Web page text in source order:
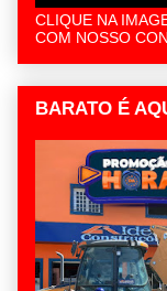
CLIQUE NA
COM NOSSO
BARATO É